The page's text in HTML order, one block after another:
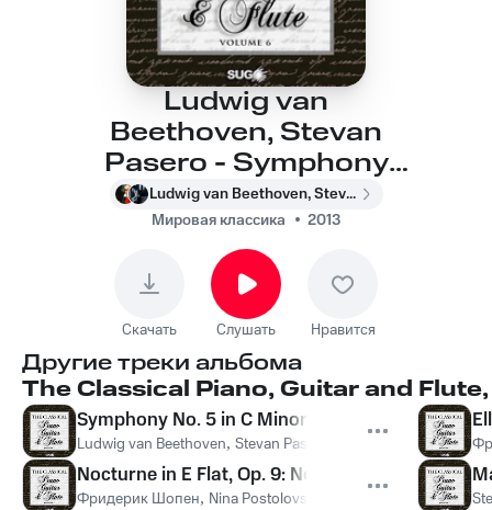
Ludwig van
Beethoven, Stevan
Pasero - Symphony
No. 5 in C Minor Op.
67: I. Allegro con brio
Ludwig van Beethoven, Stevan Pasero
Мировая классика
2013
Скачать Слушать Нравится
Другие треки альбома
The Classical Piano, Guitar and
Symphony No. 5 in C Minor Op. 67: I. Allegro
Ludwig van Beethoven, Stevan Pasero
Nocturne in E Flat, Op. 9: No. 2
Фридерик Шопен, Nina Postolovskaya